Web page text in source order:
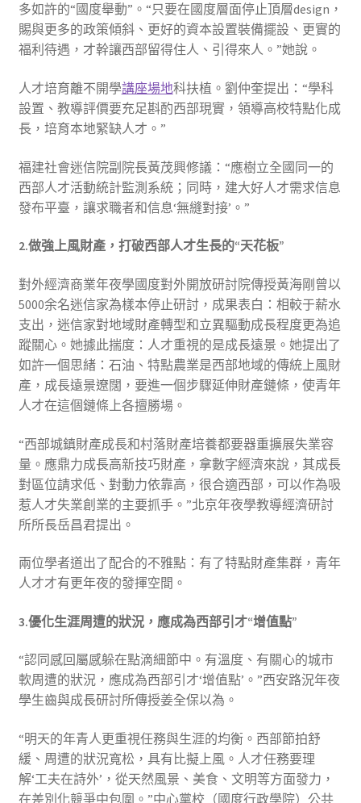
多如許的“國度舉動”。“只要在國度層面停止頂層design，
賜與更多的政策傾斜、更好的資本設置裝備擺設、更實的
福利待遇，才幹讓西部留得住人、引得來人。”她說。
人才培育離不開學講座場地科扶植。劉仲奎提出：“學科
設置、教導評價要充足斟酌西部現實，領導高校特點化成
長，培育本地緊缺人才。”
福建社會迷信院副院長黃茂興修議：“應樹立全國同一的
西部人才活動統計監測系統；同時，建大好人才需求信息
發布平臺，讓求職者和信息‘無縫對接’。”
2.做強上風財產，打破西部人才生長的“天花板”
對外經濟商業年夜學國度對外開放研討院傳授黃海剛曾以
5000余名迷信家為樣本停止研討，成果表白：相較于薪水
支出，迷信家對地域財產轉型和立異驅動成長程度更為追
蹤關心。她據此揣度：人才重視的是成長遠景。她提出了
如許一個思緒：石油、特點農業是西部地域的傳統上風財
產，成長遠景遼闊，要進一個步驟延伸財產鏈條，使青年
人才在這個鏈條上各擅勝場。
“西部城鎮財產成長和村落財產培養都要器重擴展失業容
量。應鼎力成長高新技巧財產，拿數字經濟來說，其成長
對區位請求低、對動力依靠高，很合適西部，可以作為吸
惹人才失業創業的主要抓手。”北京年夜學教導經濟研討
所所長岳昌君提出。
兩位學者道出了配合的不雅點：有了特點財產集群，青年
人才才有更年夜的發揮空間。
3.優化生涯周遭的狀況，應成為西部引才“增值點”
“認同感回屬感躲在點滴細節中。有溫度、有關心的城市
軟周遭的狀況，應成為西部引才‘增值點’。”西安路況年夜
學生齒與成長研討所傳授姜全保以為。
“明天的年青人更重視任務與生涯的均衡。西部節拍舒
緩、周遭的狀況寬松，具有比擬上風。人才任務要理
解‘工夫在詩外’，從天然風景、美食、文明等方面發力，
在差別化競爭中包圍。”中心黨校（國度行政學院）公共